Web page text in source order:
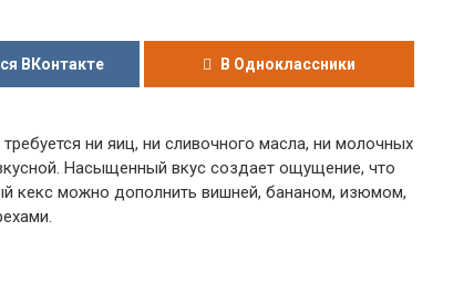
ВКонтакте В Одноклассники
ни яиц, ни сливочного масла, ни молочных
Насыщенный вкус создает ощущение, что
кекс можно дополнить вишней, бананом, изюмом,